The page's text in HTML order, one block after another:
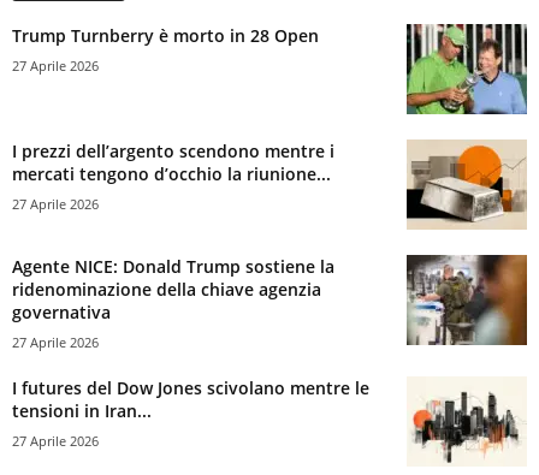
Trump Turnberry è morto in 28 Open
27 Aprile 2026
I prezzi dell’argento scendono mentre i
mercati tengono d’occhio la riunione...
27 Aprile 2026
Agente NICE: Donald Trump sostiene la
ridenominazione della chiave agenzia
governativa
27 Aprile 2026
I futures del Dow Jones scivolano mentre le
tensioni in Iran...
27 Aprile 2026